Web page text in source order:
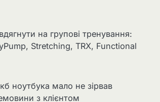
на групові тренування:
Stretching, TRX, Functional
ноутбука мало не зірвав
з клієнтом